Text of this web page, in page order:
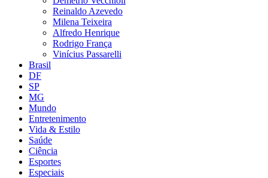
Reinaldo Azevedo
Milena Teixeira
Alfredo Henrique
Rodrigo França
Vinícius Passarelli
Brasil
DF
SP
MG
Mundo
Entretenimento
Vida & Estilo
Saúde
Ciência
Esportes
Especiais